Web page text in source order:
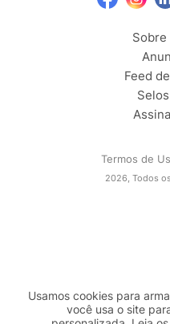
Feed
Termos de
2026, Todos
Usamos cookies para
você usa o site